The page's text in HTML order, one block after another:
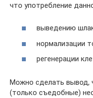
что употребление
выведению
нормализации
регенерации
Можно сделать вывод,
(только съедобные)